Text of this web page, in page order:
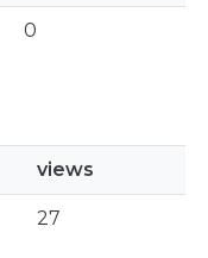
0
views
27